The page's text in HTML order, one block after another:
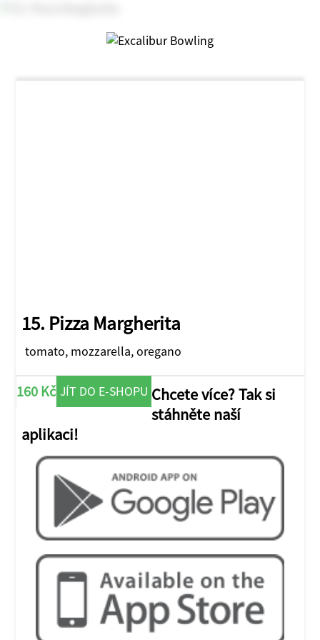
15. Pizza Margherita
tomato, mozzarella, oregano
160 Kč JÍT DO E-SHOPU Chcete více? Tak si
stáhněte naší
aplikaci!